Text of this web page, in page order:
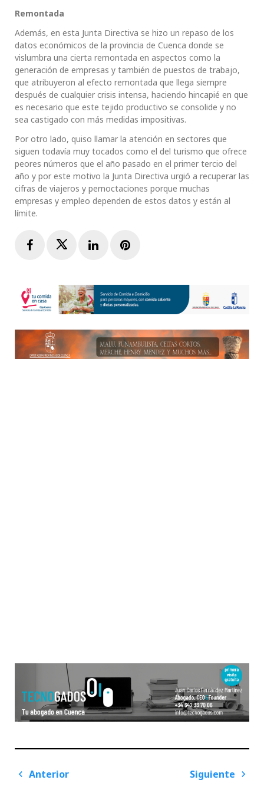
Remontada
Además, en esta Junta Directiva se hizo un repaso de los
datos económicos de la provincia de Cuenca donde se
vislumbra una cierta remontada en aspectos como la
generación de empresas y también de puestos de trabajo,
que atribuyeron al efecto remontada que llega siempre
después de cualquier crisis intensa, haciendo hincapié en que
es necesario que este tejido productivo se consolide y no
sea castigado con más medidas impositivas.
Por otro lado, quiso llamar la atención en sectores que
siguen todavía muy tocados como el del turismo que ofrece
peores números que el año pasado en el primer tercio del
año y por este motivo la Junta Directiva urgió a recuperar las
cifras de viajeros y pernoctaciones porque muchas
empresas y empleo dependen de estos datos y están al
límite.
FacebookTwitterLinkedInPinterest
Navegación
Anterior
Siguiente